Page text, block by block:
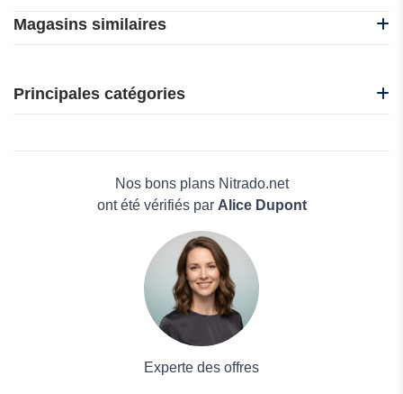
Magasins similaires
EasySMX
Gamivo
Kendama France
Principales catégories
Maison & JardinNos bons plans Nitrado.net
ont été vérifiés par Alice Dupont
Experte des offres